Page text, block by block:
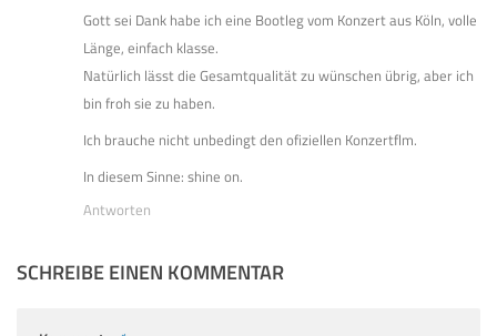
Gott sei Dank habe ich eine Bootleg vom Konzert aus Köln, volle
Länge, einfach klasse.
Natürlich lässt die Gesamtqualität zu wünschen übrig, aber ich
bin froh sie zu haben.
Ich brauche nicht unbedingt den ofiziellen Konzertflm.
In diesem Sinne: shine on.
Antworten
SCHREIBE EINEN KOMMENTAR